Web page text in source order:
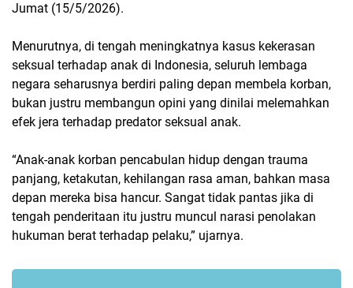
Jumat (15/5/2026).
Menurutnya, di tengah meningkatnya kasus kekerasan
seksual terhadap anak di Indonesia, seluruh lembaga
negara seharusnya berdiri paling depan membela korban,
bukan justru membangun opini yang dinilai melemahkan
efek jera terhadap predator seksual anak.
“Anak-anak korban pencabulan hidup dengan trauma
panjang, ketakutan, kehilangan rasa aman, bahkan masa
depan mereka bisa hancur. Sangat tidak pantas jika di
tengah penderitaan itu justru muncul narasi penolakan
hukuman berat terhadap pelaku,” ujarnya.